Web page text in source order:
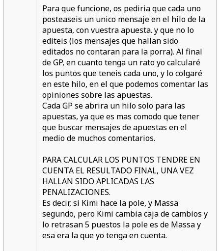
Para que funcione, os pediria que cada uno
posteaseis un unico mensaje en el hilo de la
apuesta, con vuestra apuesta. y que no lo
editeis (los mensajes que hallan sido
editados no contaran para la porra). Al final
de GP, en cuanto tenga un rato yo calcularé
los puntos que teneis cada uno, y lo colgaré
en este hilo, en el que podemos comentar las
opiniones sobre las apuestas.
Cada GP se abrira un hilo solo para las
apuestas, ya que es mas comodo que tener
que buscar mensajes de apuestas en el
medio de muchos comentarios.
PARA CALCULAR LOS PUNTOS TENDRE EN
CUENTA EL RESULTADO FINAL, UNA VEZ
HALLAN SIDO APLICADAS LAS
PENALIZACIONES.
Es decir, si Kimi hace la pole, y Massa
segundo, pero Kimi cambia caja de cambios y
lo retrasan 5 puestos la pole es de Massa y
esa era la que yo tenga en cuenta.